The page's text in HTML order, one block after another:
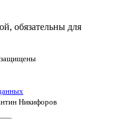
обязательны для
Никифоров